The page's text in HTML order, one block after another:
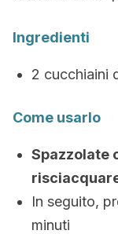
Ingredienti
2 cucchiaini
Come usarlo
Spazzolate
In seguito,
minuti